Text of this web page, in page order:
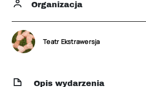
Organizacja
Teatr Ekstrawersja
Opis wydarzenia